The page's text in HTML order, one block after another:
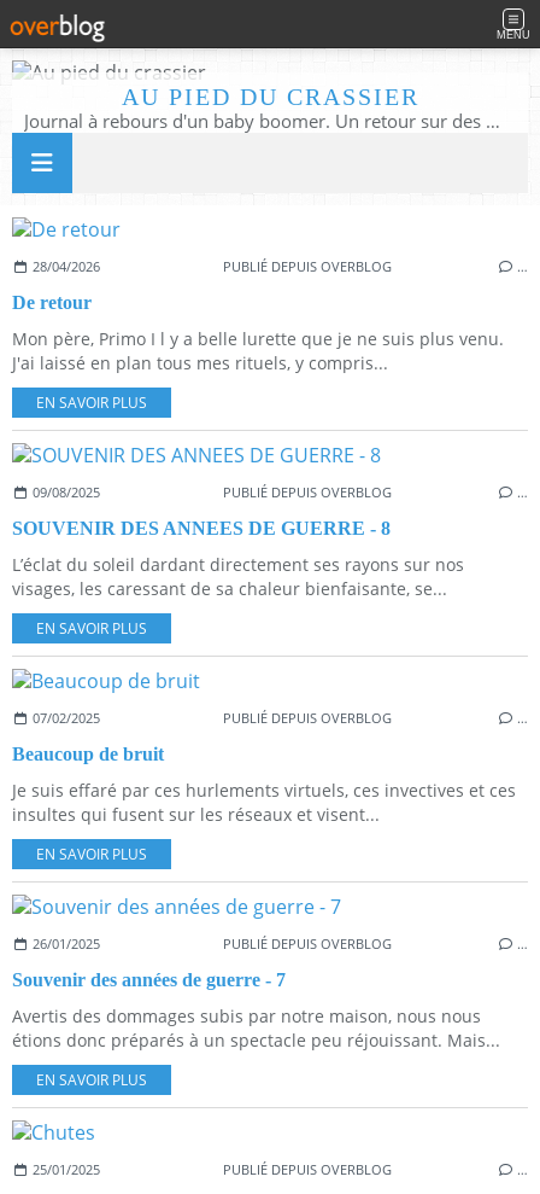
MENU
AU PIED DU CRASSIER
Journal à rebours d'un baby boomer. Un retour sur des moments d'enfance ou d'adolescence à partir des murmures du quotidien
28/04/2026 PUBLIÉ DEPUIS OVERBLOG …
De retour
Mon père, Primo I l y a belle lurette que je ne suis plus venu.
J'ai laissé en plan tous mes rituels, y compris...
EN SAVOIR PLUS
09/08/2025 PUBLIÉ DEPUIS OVERBLOG …
SOUVENIR DES ANNEES DE GUERRE - 8
L’éclat du soleil dardant directement ses rayons sur nos
visages, les caressant de sa chaleur bienfaisante, se...
EN SAVOIR PLUS
07/02/2025 PUBLIÉ DEPUIS OVERBLOG …
Beaucoup de bruit
Je suis effaré par ces hurlements virtuels, ces invectives et ces
insultes qui fusent sur les réseaux et visent...
EN SAVOIR PLUS
26/01/2025 PUBLIÉ DEPUIS OVERBLOG …
Souvenir des années de guerre - 7
Avertis des dommages subis par notre maison, nous nous
étions donc préparés à un spectacle peu réjouissant. Mais...
EN SAVOIR PLUS
25/01/2025 PUBLIÉ DEPUIS OVERBLOG …